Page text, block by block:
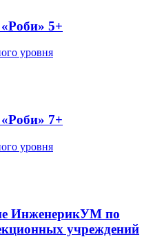
5+
уровня
7+
уровня
ИнженерикУМ по
учреждений